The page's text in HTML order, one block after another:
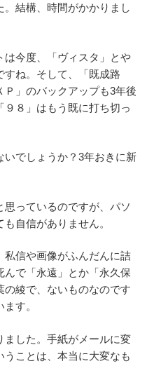
結構、時間がかかりまし
は今度、「ヴィスタ」とや
すね。そして、「既成路
」のバックアップも3年後
８」はもう既に打ち切っ
いでしょうか？3年おきに新
思っているのですが、パソ
自信がありません。
私信や画像がふんだんに詰
んで「永遠」とか「永久保
綾で、ないものなのです
す。
ました。手紙がメールに変
ことは、本当に大変なも